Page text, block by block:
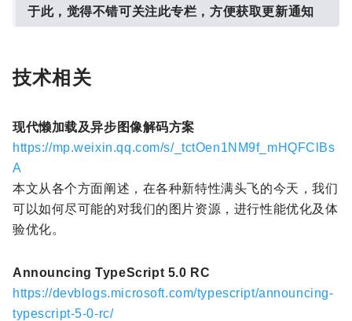
于此，觉得不错可关注此专栏，方便获取更新通知
技术相关
现代懒加载及异步图像解码方案
https://mp.weixin.qq.com/s/_tctOen1NM9f_mHQFClBs
A
本文从各个方面阐述，在各种新特性满头飞的今天，我们
可以如何尽可能的对我们的图片资源，进行性能优化及体
验优化。
Announcing TypeScript 5.0 RC
https://devblogs.microsoft.com/typescript/announcing-
typescript-5-0-rc/